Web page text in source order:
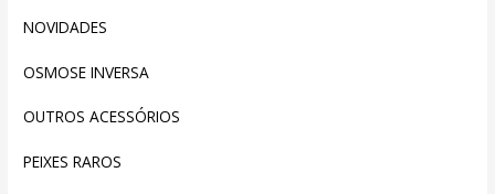
NOVIDADES
OSMOSE INVERSA
OUTROS ACESSÓRIOS
PEIXES RAROS